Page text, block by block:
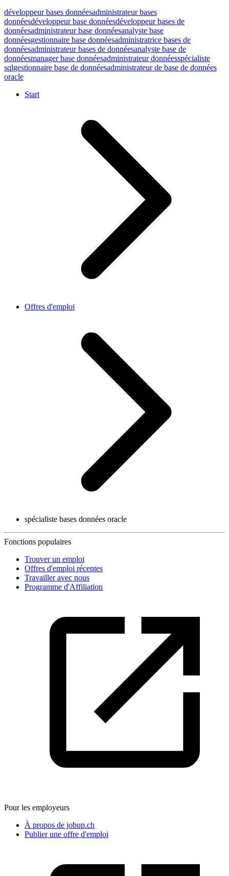
développeur bases donnéesadministrateur bases
donnéesdéveloppeur base donnéesdéveloppeur bases de
donnéesadministrateur base donnéesanalyste base
donnéesgestionnaire base donnéesadministratrice bases de
donnéesadministrateur bases de donnéesanalyste base de
donnéesmanager base donnéesadministrateur donnéesspécialiste
sqlgestionnaire base de donnéesadministrateur de base de données
oracle
Start
Offres d'emploi
spécialiste bases données oracle
Fonctions populaires
Trouver un emploi
Offres d'emploi récentes
Travailler avec nous
Programme d'Affiliation
Pour les employeurs
À propos de jobup.ch
Publier une offre d'emploi